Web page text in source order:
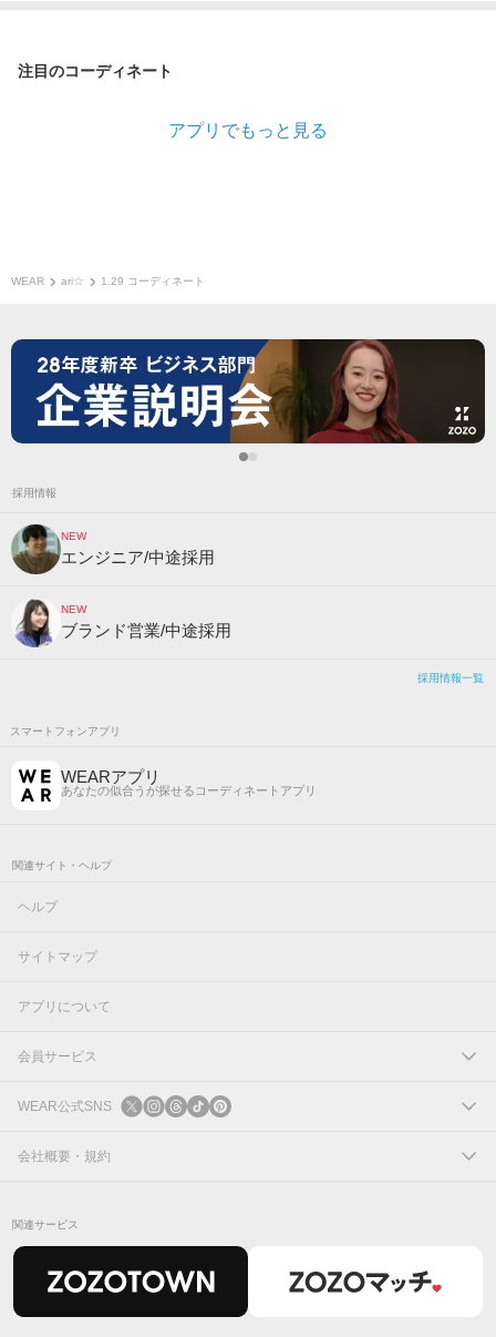
注目のコーディネート
アプリでもっと見る
WEAR ari☆ 1.29 コーディネート
採用情報
NEW
エンジニア/中途採用
NEW
ブランド営業/中途採用
採用情報一覧
スマートフォンアプリ
WEARアプリ
あなたの似合うが探せるコーディネートアプリ
関連サイト・ヘルプ
ヘルプ
サイトマップ
アプリについて
会員サービス
ログイン
新規会員登録
WEAR公式SNS
X
会社概要・規約
関連サービス